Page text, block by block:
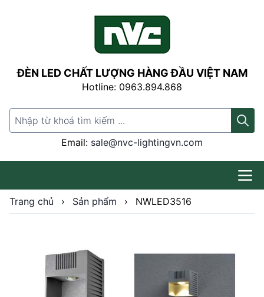
ĐÈN LED CHẤT LƯỢNG HÀNG ĐẦU VIỆT NAM
Hotline: 0963.894.868
Search for:
Email: sale@nvc-lightingvn.com
Trang chủ › Sản phẩm › NWLED3516